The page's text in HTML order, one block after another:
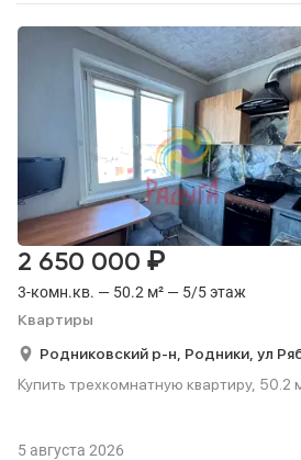
3-комн.кв. — 50.2 м² — 5/5 этаж
Квартиры
2 650 000 ₽
Родниковский р-н, Родники, ул
Купить трехкомнатную квартиру, 50.2
5 августа 2026